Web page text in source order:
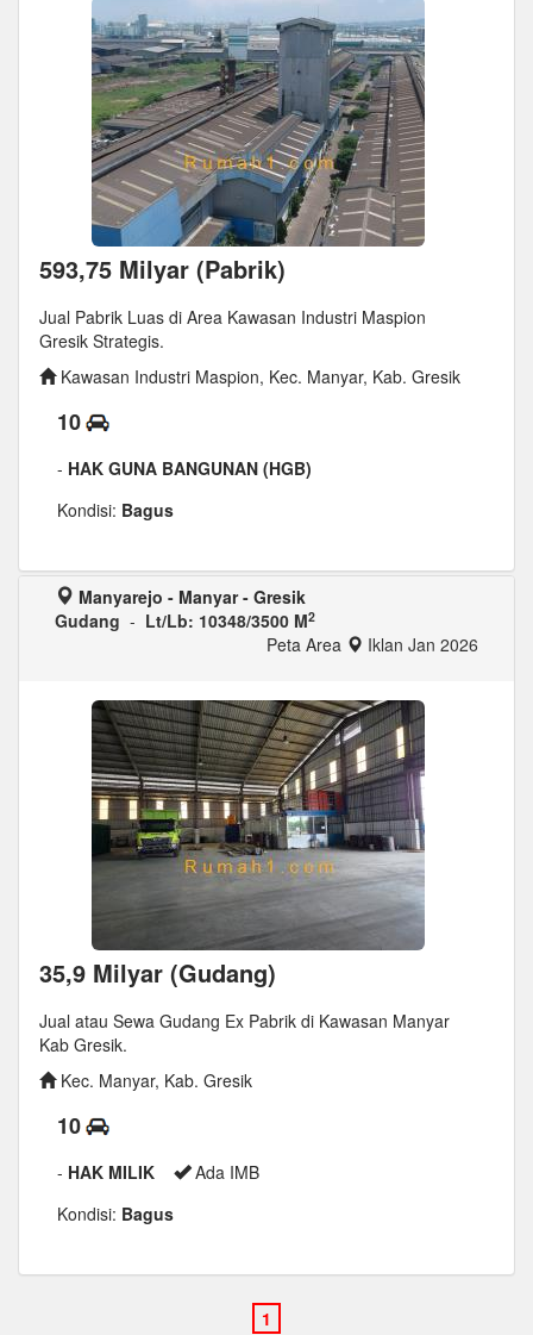
593,75 Milyar (Pabrik)
Jual Pabrik Luas di Area Kawasan Industri Maspion
Gresik Strategis.
Kawasan Industri Maspion, Kec. Manyar, Kab. Gresik
10
- HAK GUNA BANGUNAN (HGB)
Kondisi: Bagus
Manyarejo - Manyar - Gresik
Gudang - Lt/Lb: 10348/3500 M2
Peta Area Iklan Jan 2026
35,9 Milyar (Gudang)
Jual atau Sewa Gudang Ex Pabrik di Kawasan Manyar
Kab Gresik.
Kec. Manyar, Kab. Gresik
10
- HAK MILIK
Ada IMB
Kondisi: Bagus